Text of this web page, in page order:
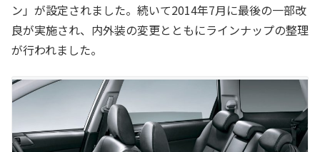
ン」が設定されました。続いて2014年7月に最後の一部改
良が実施され、内外装の変更とともにラインナップの整理
が行われました。